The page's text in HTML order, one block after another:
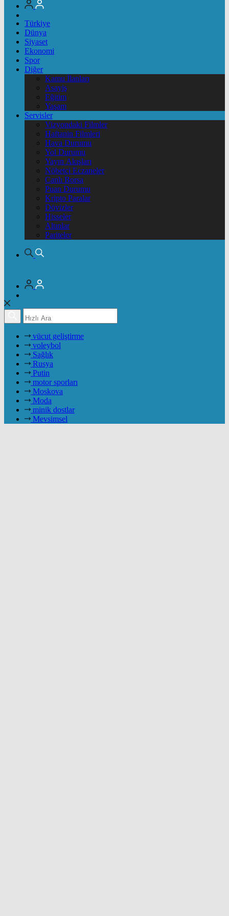
Türkiye
Dünya
Siyaset
Ekonomi
Spor
Diğer
Kamu İlanları
Asayiş
Eğitim
Yaşam
Servisler
Vizyondaki Filmler
Haftanin Filmleri
Hava Durumu
Yol Durumu
Yayın Akışları
Nöbetçi Eczaneler
Canlı Borsa
Puan Durumu
Kripto Paralar
Dövizler
Hisseler
Altınlar
Pariteler
vücut geliştirme
voleybol
Sağlık
Rusya
Putin
motor sporları
Moskova
Moda
minik dostlar
Mevsimsel